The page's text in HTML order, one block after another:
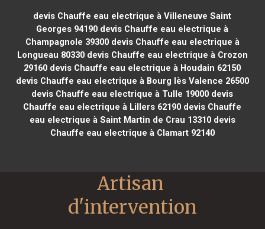
devis Chauffe eau electrique à Villeneuve Saint
Georges 94190 devis Chauffe eau electrique à
Champagnole 39300devis Chauffe eau electrique à
Longueau 80330devis Chauffe eau electrique à Crozon
29160 devis Chauffe eau electrique à Houdain 62150
devis Chauffe eau electrique à Bourg lès Valence 26500
devis Chauffe eau electrique à Tulle 19000 devis
Chauffe eau electrique à Lillers 62190 devis Chauffe
eau electrique à Saint Martin de Crau 13310devis
Chauffe eau electrique à Clamart 92140
Artisan
d'intervention